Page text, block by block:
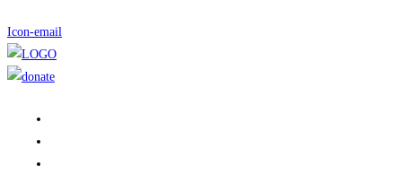
Icon-email